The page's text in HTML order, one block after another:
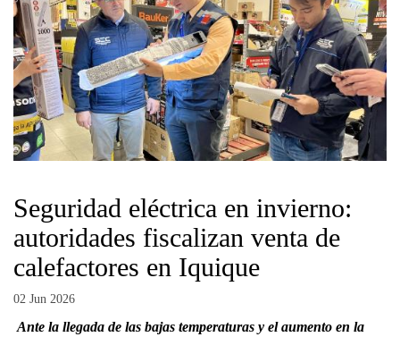
Seguridad eléctrica en invierno:
autoridades fiscalizan venta de
calefactores en Iquique
02 Jun 2026
Ante la llegada de las bajas temperaturas y el aumento en la